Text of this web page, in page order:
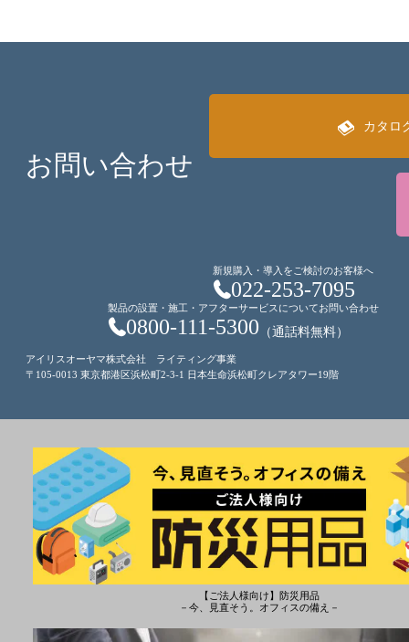
お問い合わせ
カタロ
新規購入・導入をご検討のお客様へ
022-253-7095
製品の設置・施工・アフターサービスについてお問い合わせ
0800-111-5300 （通話料無料）
アイリスオーヤマ株式会社 ライティング事業
〒105-0013 東京都港区浜松町2-3-1 日本生命浜松町クレアタワー19階
【ご法人様向け】防災用品
－今、見直そう。オフィスの備え－